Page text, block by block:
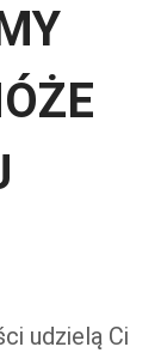
udzielą Ci